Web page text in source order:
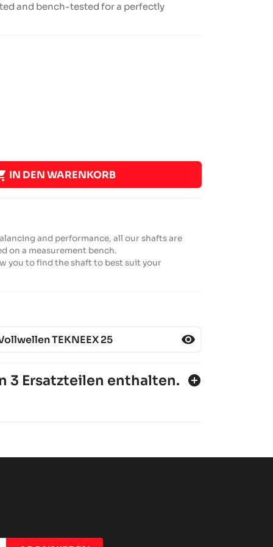
and bench-tested for a perfectly
IN DEN WARENKORB
and performance, all our shafts are
on a measurement bench.
you to find the shaft to best suit your
TEKNEEX 25 visibility
3 Ersatzteilen enthalten. add_circle